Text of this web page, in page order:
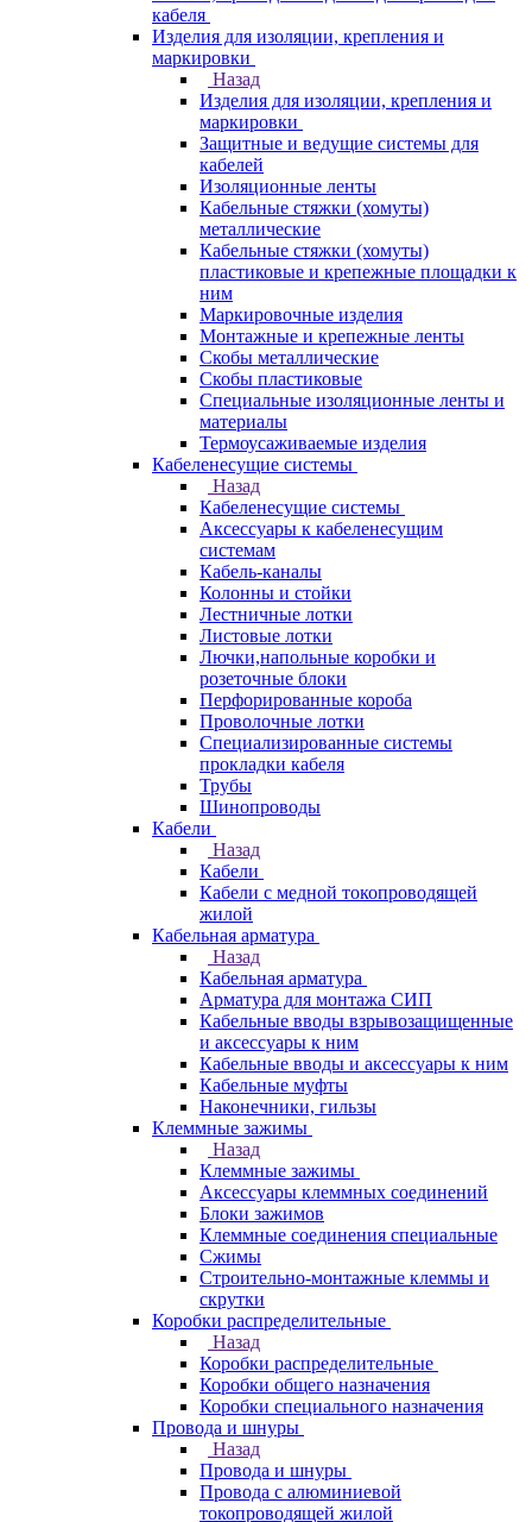
кабеля
Изделия для изоляции, крепления и
маркировки
Назад
Изделия для изоляции, крепления и
маркировки
Защитные и ведущие системы для
кабелей
Изоляционные ленты
Кабельные стяжки (хомуты)
металлические
Кабельные стяжки (хомуты)
пластиковые и крепежные площадки к
ним
Маркировочные изделия
Монтажные и крепежные ленты
Скобы металлические
Скобы пластиковые
Специальные изоляционные ленты и
материалы
Термоусаживаемые изделия
Кабеленесущие системы
Назад
Кабеленесущие системы
Аксессуары к кабеленесущим
системам
Кабель-каналы
Колонны и стойки
Лестничные лотки
Листовые лотки
Лючки,напольные коробки и
розеточные блоки
Перфорированные короба
Проволочные лотки
Специализированные системы
прокладки кабеля
Трубы
Шинопроводы
Кабели
Назад
Кабели
Кабели с медной токопроводящей
жилой
Кабельная арматура
Назад
Кабельная арматура
Арматура для монтажа СИП
Кабельные вводы взрывозащищенные
и аксессуары к ним
Кабельные вводы и аксессуары к ним
Кабельные муфты
Наконечники, гильзы
Клеммные зажимы
Назад
Клеммные зажимы
Аксессуары клеммных соединений
Блоки зажимов
Клеммные соединения специальные
Сжимы
Строительно-монтажные клеммы и
скрутки
Коробки распределительные
Назад
Коробки распределительные
Коробки общего назначения
Коробки специального назначения
Провода и шнуры
Назад
Провода и шнуры
Провода с алюминиевой
токопроводящей жилой